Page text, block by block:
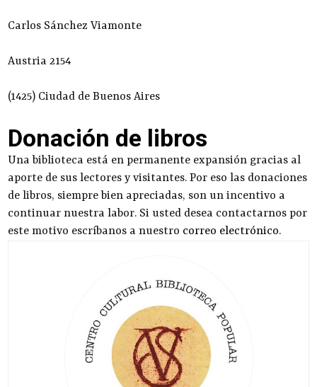
Carlos Sánchez Viamonte
Austria 2154
(1425) Ciudad de Buenos Aires
Donación de libros
Una biblioteca está en permanente expansión gracias al
aporte de sus lectores y visitantes. Por eso las donaciones
de libros, siempre bien apreciadas, son un incentivo a
continuar nuestra labor. Si usted desea contactarnos por
este motivo escríbanos a nuestro correo electrónico.